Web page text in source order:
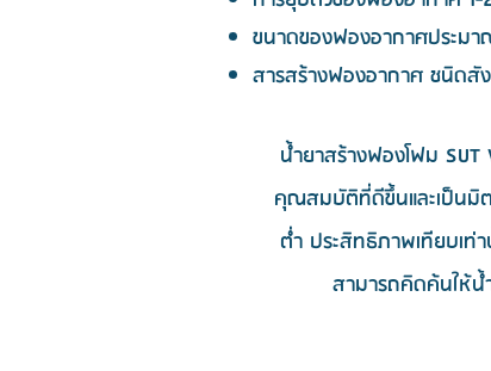
ขนาดของฟองอากาศประม
สารสร้างฟองอากาศ ชนิดสัง
น้ำยาสร้างฟองโฟม
คุณสมบัติที่ดีขึ้นและเป็นมิ
ต่ำ ประสิทธิภาพเทียบเท่
สามารถคิดค้นให้